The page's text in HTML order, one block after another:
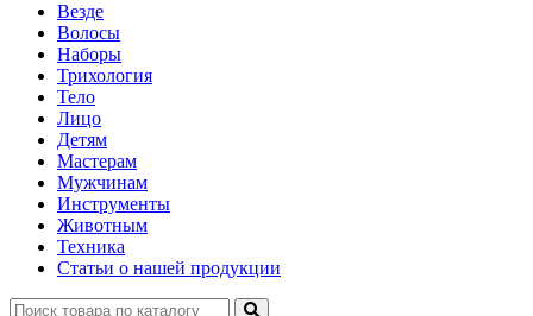
Везде
Волосы
Наборы
Трихология
Тело
Лицо
Детям
Мастерам
Мужчинам
Инструменты
Животным
Техника
Статьи о нашей продукции